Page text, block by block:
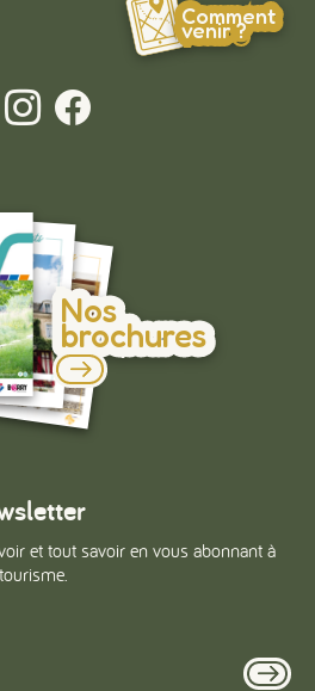
Comment
venir ?
Nos
brochures
et tout savoir en vous abonnant à